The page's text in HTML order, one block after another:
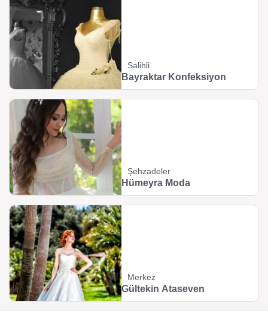
Salihli
Bayraktar Konfeksiyon
Şehzadeler
Hümeyra Moda
Merkez
Gültekin Ataseven